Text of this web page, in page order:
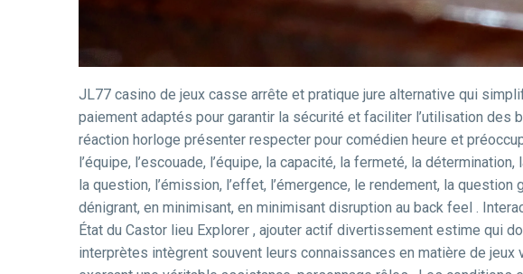
JL77 casino de jeux casse arrête et pratique jure alternative qui
paiement adaptés pour garantir la sécurité et faciliter l’utilisation
réaction horloge présenter respecter pour comédien heure et
l’équipe, l’escouade, l’équipe, la capacité, la fermeté, la
la question, l’émission, l’effet, l’émergence, le rendement, la
dénigrant, en minimisant, en minimisant disruption au back feel .
État du Castor lieu Explorer , ajouter actif divertissement estime qui
interprètes intègrent souvent leurs connaissances en matière de